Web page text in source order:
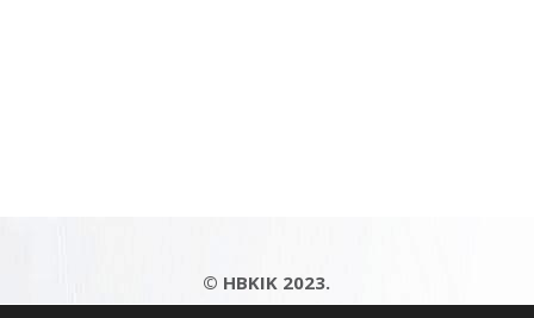
© HBKIK 2023.
Adatkezelési tájékoztató|Impresszum|